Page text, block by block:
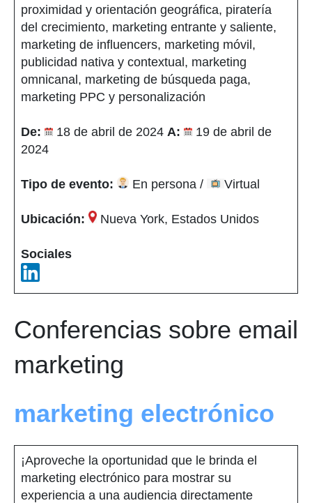
proximidad y orientación geográfica, piratería
del crecimiento, marketing entrante y saliente,
marketing de influencers, marketing móvil,
publicidad nativa y contextual, marketing
omnicanal, marketing de búsqueda paga,
marketing PPC y personalización
De: 18 de abril de 2024 A:
19 de abril de
2024
Tipo de evento: En persona / Virtual
Ubicación: Nueva York, Estados Unidos
Sociales
Conferencias sobre email
marketing
marketing electrónico
¡Aproveche la oportunidad que le brinda el
marketing electrónico para mostrar su
experiencia a una audiencia directamente